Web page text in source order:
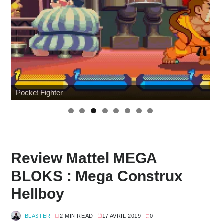
Pocket Fighter
Review Mattel MEGA
BLOKS : Mega Construx
Hellboy
BLASTER 2 MIN READ 17 AVRIL 2019 0